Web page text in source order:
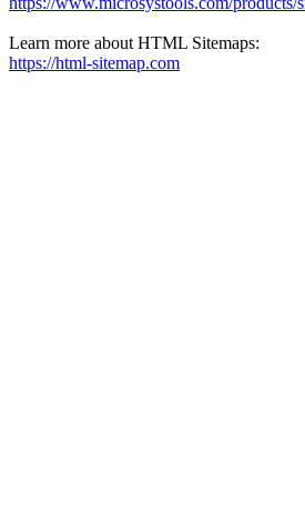
Learn more about HTML Sitemaps:
https://html-sitemap.com